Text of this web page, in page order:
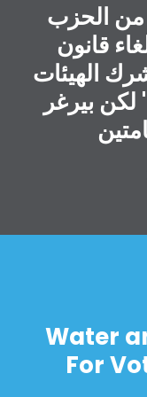
الحزب
قانون
الهيئات
لكن بيرغر
Water
For